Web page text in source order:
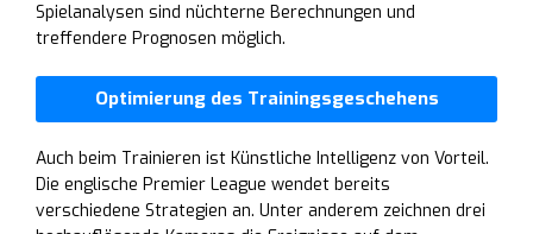
Spielanalysen sind nüchterne Berechnungen und
treffendere Prognosen möglich.
Optimierung des Trainingsgeschehens
Auch beim Trainieren ist Künstliche Intelligenz von Vorteil.
Die englische Premier League wendet bereits
verschiedene Strategien an. Unter anderem zeichnen drei